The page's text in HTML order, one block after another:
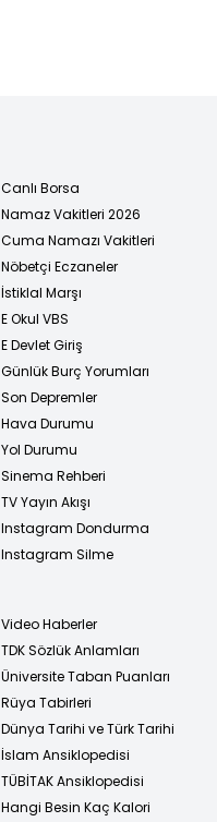
Canlı Borsa
Namaz Vakitleri 2026
Cuma Namazı Vakitleri
Nöbetçi Eczaneler
İstiklal Marşı
E Okul VBS
E Devlet Giriş
Günlük Burç Yorumları
Son Depremler
Hava Durumu
Yol Durumu
Sinema Rehberi
TV Yayın Akışı
Instagram Dondurma
Instagram Silme
Video Haberler
TDK Sözlük Anlamları
Üniversite Taban Puanları
Rüya Tabirleri
Dünya Tarihi ve Türk Tarihi
İslam Ansiklopedisi
TÜBİTAK Ansiklopedisi
Hangi Besin Kaç Kalori